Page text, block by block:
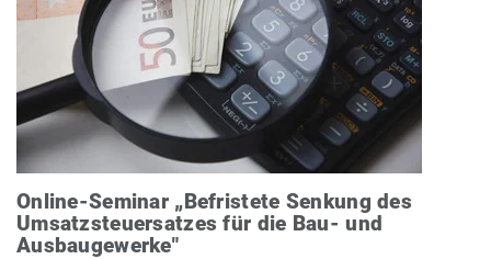
Online-Seminar „Befristete Senkung des
Umsatzsteuersatzes für die Bau- und
Ausbaugewerke"